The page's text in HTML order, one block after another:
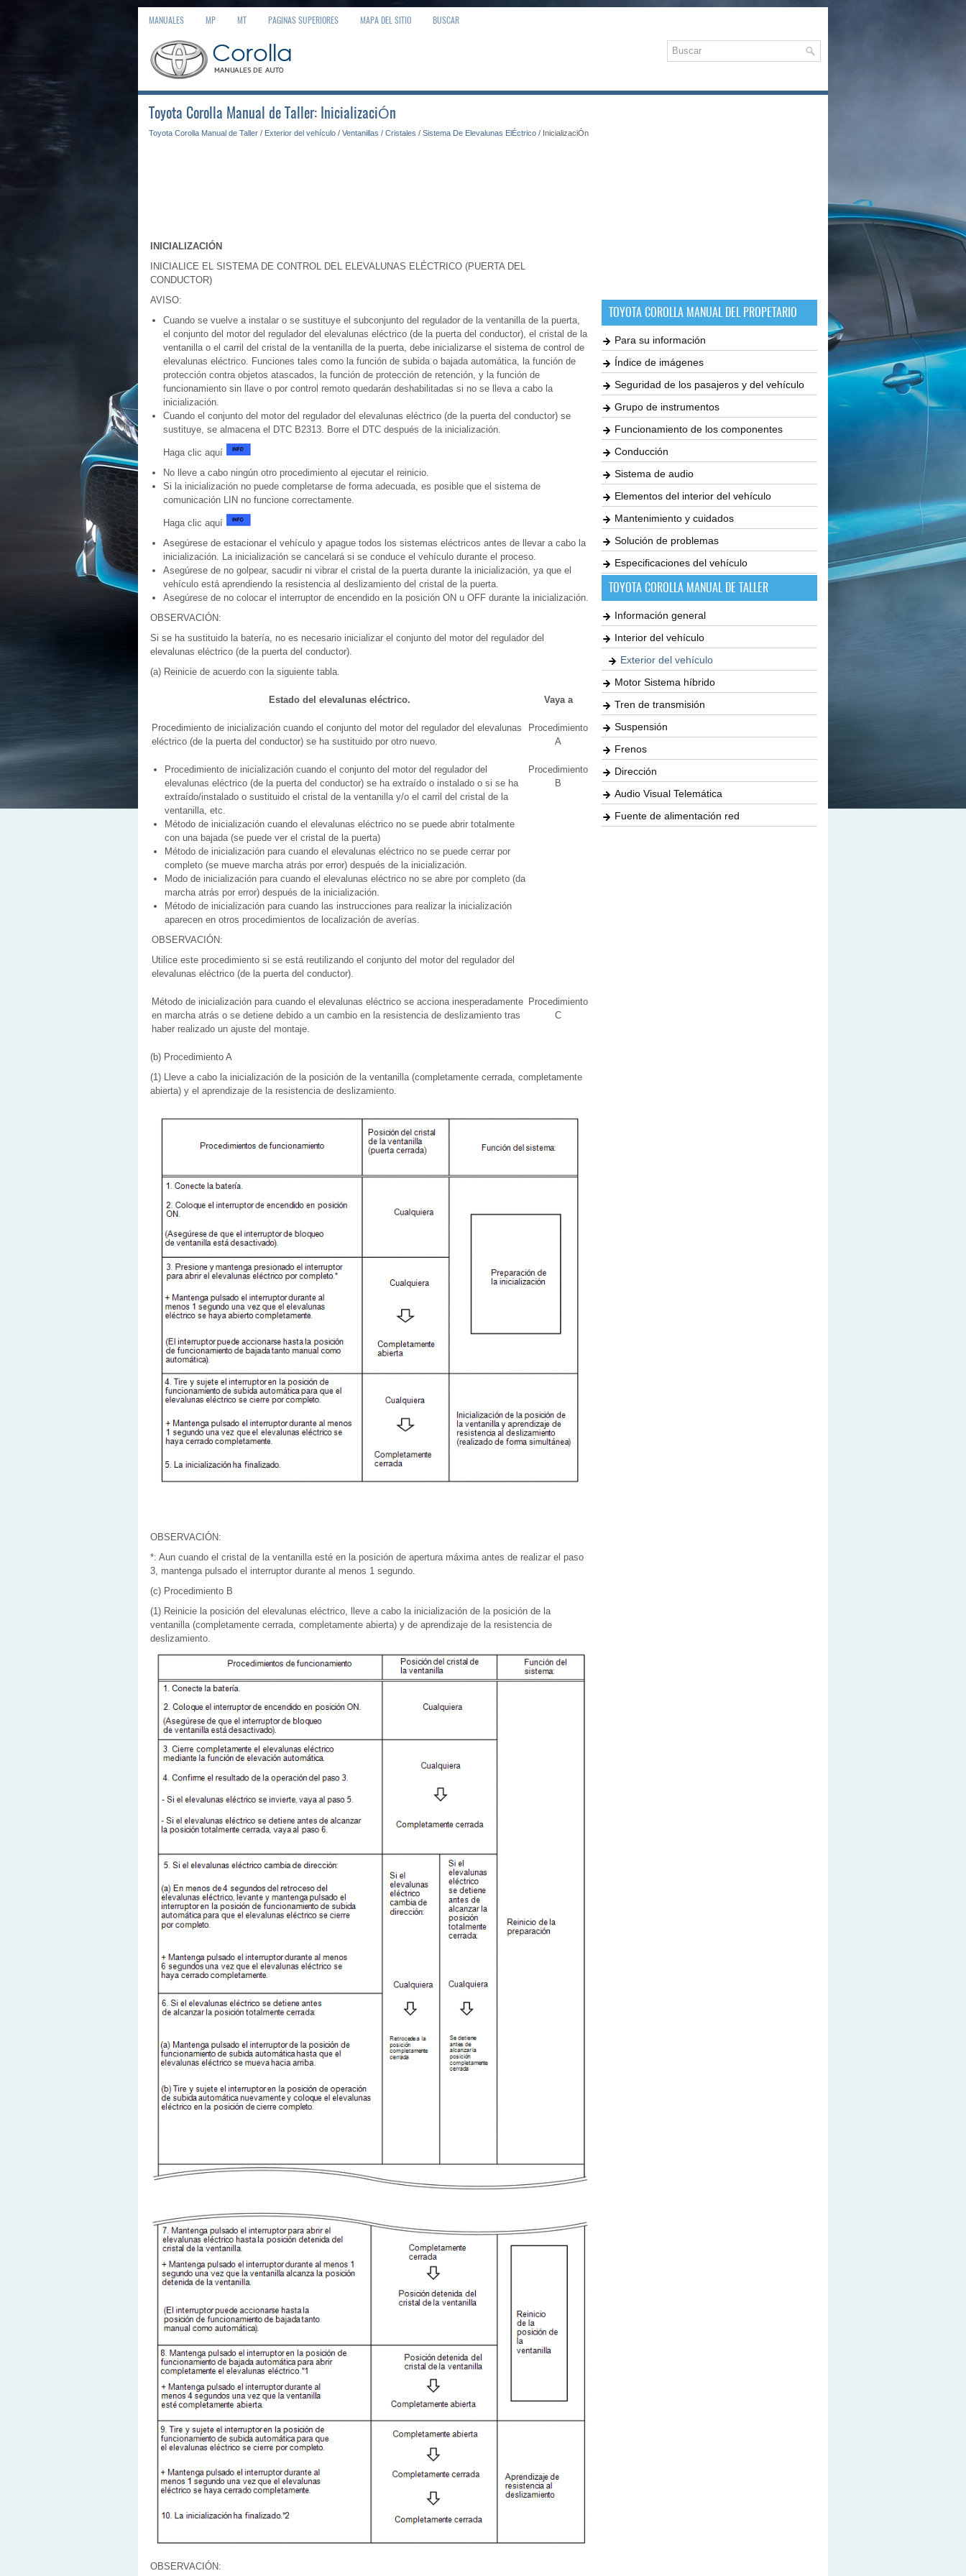
MANUALES MP MT PAGINAS SUPERIORES MAPA DEL SITIO BUSCAR
Toyota Corolla Manual de Taller: InicializaciÓn
Toyota Corolla Manual de Taller / Exterior del vehículo / Ventanillas / Cristales / Sistema De Elevalunas ElÉctrico / InicializaciÓn
INICIALIZACIÓN
INICIALICE EL SISTEMA DE CONTROL DEL ELEVALUNAS ELÉCTRICO (PUERTA DEL
CONDUCTOR)
AVISO:
Cuando se vuelve a instalar o se sustituye el subconjunto del regulador de la ventanilla de la puerta,
el conjunto del motor del regulador del elevalunas eléctrico (de la puerta del conductor), el cristal de la
ventanilla o el carril del cristal de la ventanilla de la puerta, debe inicializarse el sistema de control de
elevalunas eléctrico. Funciones tales como la función de subida o bajada automática, la función de
protección contra objetos atascados, la función de protección de retención, y la función de
funcionamiento sin llave o por control remoto quedarán deshabilitadas si no se lleva a cabo la
inicialización.
Cuando el conjunto del motor del regulador del elevalunas eléctrico (de la puerta del conductor) se
sustituye, se almacena el DTC B2313. Borre el DTC después de la inicialización.
Haga clic aquí
No lleve a cabo ningún otro procedimiento al ejecutar el reinicio.
Si la inicialización no puede completarse de forma adecuada, es posible que el sistema de
comunicación LIN no funcione correctamente.
Haga clic aquí
Asegúrese de estacionar el vehículo y apague todos los sistemas eléctricos antes de llevar a cabo la
inicialización. La inicialización se cancelará si se conduce el vehículo durante el proceso.
Asegúrese de no golpear, sacudir ni vibrar el cristal de la puerta durante la inicialización, ya que el
vehículo está aprendiendo la resistencia al deslizamiento del cristal de la puerta.
Asegúrese de no colocar el interruptor de encendido en la posición ON u OFF durante la inicialización.
OBSERVACIÓN:
Si se ha sustituido la batería, no es necesario inicializar el conjunto del motor del regulador del
elevalunas eléctrico (de la puerta del conductor).
(a) Reinicie de acuerdo con la siguiente tabla.
Estado del elevalunas eléctrico. Vaya a
Procedimiento de inicialización cuando el conjunto del motor del regulador del elevalunas
eléctrico (de la puerta del conductor) se ha sustituido por otro nuevo.
Procedimiento
A
Procedimiento de inicialización cuando el conjunto del motor del regulador del
elevalunas eléctrico (de la puerta del conductor) se ha extraído o instalado o si se ha
extraído/instalado o sustituido el cristal de la ventanilla y/o el carril del cristal de la
ventanilla, etc.
Método de inicialización cuando el elevalunas eléctrico no se puede abrir totalmente
con una bajada (se puede ver el cristal de la puerta)
Método de inicialización para cuando el elevalunas eléctrico no se puede cerrar por
completo (se mueve marcha atrás por error) después de la inicialización.
Modo de inicialización para cuando el elevalunas eléctrico no se abre por completo (da
marcha atrás por error) después de la inicialización.
Método de inicialización para cuando las instrucciones para realizar la inicialización
aparecen en otros procedimientos de localización de averías.
OBSERVACIÓN:
Utilice este procedimiento si se está reutilizando el conjunto del motor del regulador del
elevalunas eléctrico (de la puerta del conductor).
Procedimiento
B
Método de inicialización para cuando el elevalunas eléctrico se acciona inesperadamente
en marcha atrás o se detiene debido a un cambio en la resistencia de deslizamiento tras
haber realizado un ajuste del montaje.
Procedimiento
C
(b) Procedimiento A
(1) Lleve a cabo la inicialización de la posición de la ventanilla (completamente cerrada, completamente
abierta) y el aprendizaje de la resistencia de deslizamiento.
OBSERVACIÓN:
*: Aun cuando el cristal de la ventanilla esté en la posición de apertura máxima antes de realizar el paso
3, mantenga pulsado el interruptor durante al menos 1 segundo.
(c) Procedimiento B
(1) Reinicie la posición del elevalunas eléctrico, lleve a cabo la inicialización de la posición de la
ventanilla (completamente cerrada, completamente abierta) y de aprendizaje de la resistencia de
deslizamiento.
OBSERVACIÓN:
TOYOTA COROLLA MANUAL DEL PROPETARIO
Para su información
Índice de imágenes
Seguridad de los pasajeros y del vehículo
Grupo de instrumentos
Funcionamiento de los componentes
Conducción
Sistema de audio
Elementos del interior del vehículo
Mantenimiento y cuidados
Solución de problemas
Especificaciones del vehículo
TOYOTA COROLLA MANUAL DE TALLER
Información general
Interior del vehículo
Exterior del vehículo
Motor Sistema híbrido
Tren de transmisión
Suspensión
Frenos
Dirección
Audio Visual Telemática
Fuente de alimentación red